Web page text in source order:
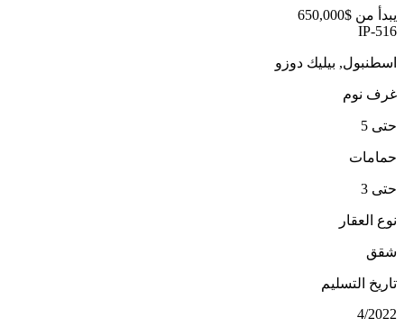
يبدأ من $650,000
IP-516
اسطنبول, بيليك دوزو
غرف نوم
حتى 5
حمامات
حتى 3
نوع العقار
شقق
تاريخ التسليم
4/2022